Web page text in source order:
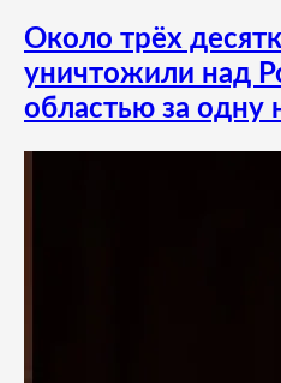
Около трёх
уничтожили над
областью за одну